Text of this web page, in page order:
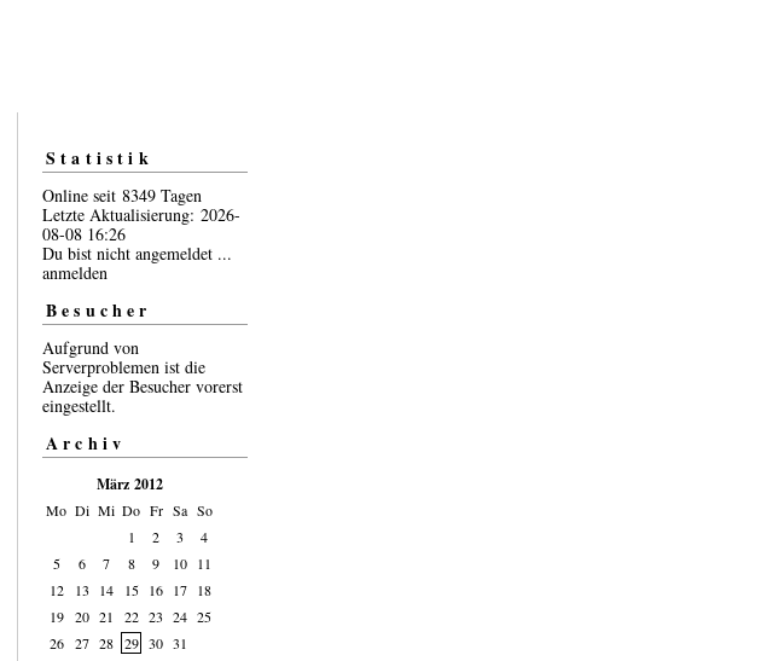
Statistik
Online seit 8349 Tagen
Letzte Aktualisierung: 2026-
08-08 16:26
Du bist nicht angemeldet ...
anmelden
Besucher
Aufgrund von
Serverproblemen ist die
Anzeige der Besucher vorerst
eingestellt.
Archiv
März 2012
Mo Di Mi Do Fr Sa So
1
2 3
4
5
6 7 8 9 10
11
12
13 14 15 16 17
18
19 20 21 22 23 24 25
26 27 28 29 30 31